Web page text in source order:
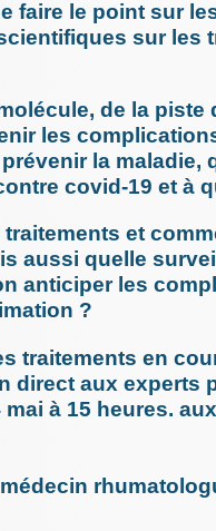
faire le point sur
sur les
de la piste
les
la maladie,
covid-19 et à
et
aussi quelle
anticiper les
?
traitements en
direct aux experts
à 15 heures.